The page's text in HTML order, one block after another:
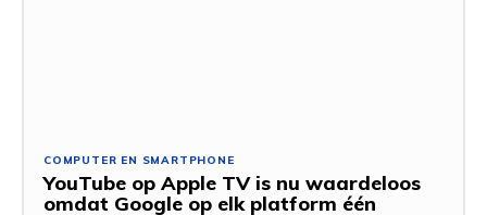
COMPUTER EN SMARTPHONE
YouTube op Apple TV is nu waardeloos
omdat Google op elk platform één